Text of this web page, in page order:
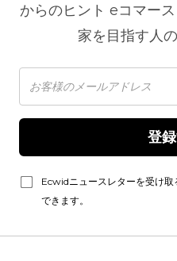
からのヒント eコマース
家を目指す人
Ecwidニュースレターを受け
できます。